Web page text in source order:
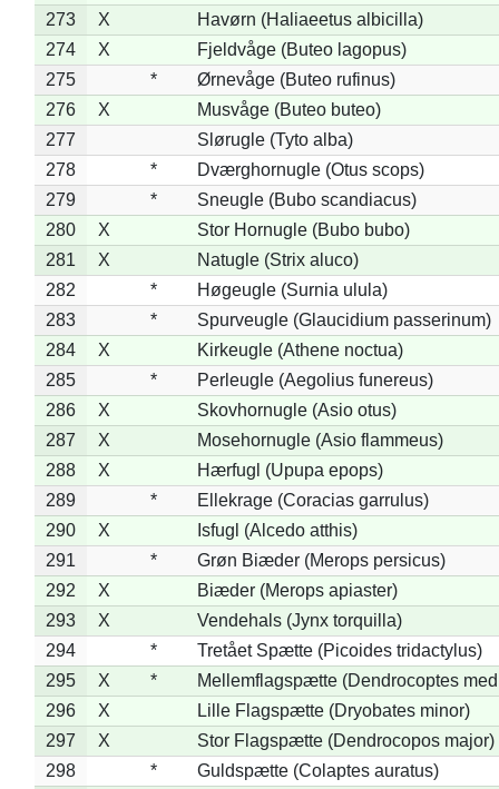
273
X
Havørn (Haliaeetus albicilla)
274
X
Fjeldvåge (Buteo lagopus)
275
*
Ørnevåge (Buteo rufinus)
276
X
Musvåge (Buteo buteo)
277
Slørugle (Tyto alba)
278
*
Dværghornugle (Otus scops)
279
*
Sneugle (Bubo scandiacus)
280
X
Stor Hornugle (Bubo bubo)
281
X
Natugle (Strix aluco)
282
*
Høgeugle (Surnia ulula)
283
*
Spurveugle (Glaucidium passerinum)
284
X
Kirkeugle (Athene noctua)
285
*
Perleugle (Aegolius funereus)
286
X
Skovhornugle (Asio otus)
287
X
Mosehornugle (Asio flammeus)
288
X
Hærfugl (Upupa epops)
289
*
Ellekrage (Coracias garrulus)
290
X
Isfugl (Alcedo atthis)
291
*
Grøn Biæder (Merops persicus)
292
X
Biæder (Merops apiaster)
293
X
Vendehals (Jynx torquilla)
294
*
Tretået Spætte (Picoides tridactylus)
295
X *
Mellemflagspætte (Dendrocoptes
296
X
Lille Flagspætte (Dryobates minor)
297
X
Stor Flagspætte (Dendrocopos major)
298
*
Guldspætte (Colaptes auratus)